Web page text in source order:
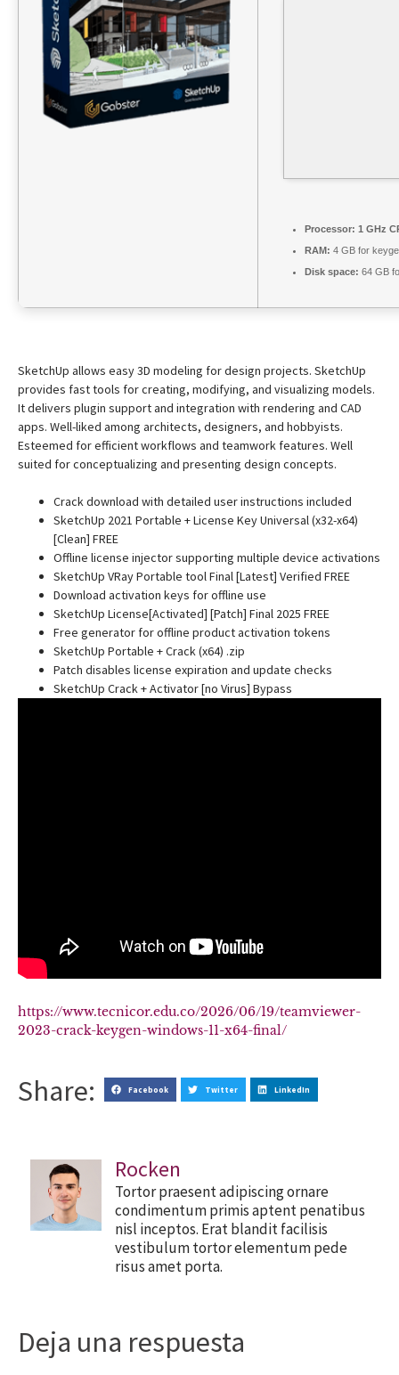
Processor: 1 GHz
RAM: 4 GB for
Disk space: 64 GB
SketchUp allows easy 3D modeling for design projects. SketchUp
provides fast tools for creating, modifying, and visualizing models.
It delivers plugin support and integration with rendering and CAD
apps. Well-liked among architects, designers, and hobbyists.
Esteemed for efficient workflows and teamwork features. Well
suited for conceptualizing and presenting design concepts.
Crack download with detailed user instructions included
SketchUp 2021 Portable + License Key Universal (x32-x64)
[Clean] FREE
Offline license injector supporting multiple device activations
SketchUp VRay Portable tool Final [Latest] Verified FREE
Download activation keys for offline use
SketchUp License[Activated] [Patch] Final 2025 FREE
Free generator for offline product activation tokens
SketchUp Portable + Crack (x64) .zip
Patch disables license expiration and update checks
SketchUp Crack + Activator [no Virus] Bypass
https://www.tecnicor.edu.co/2026/06/19/teamviewer-
2023-crack-keygen-windows-11-x64-final/
Share: Facebook Twitter LinkedIn
Rocken
Tortor praesent adipiscing ornare
condimentum primis aptent penatibus
nisl inceptos. Erat blandit facilisis
vestibulum tortor elementum pede
risus amet porta.
Deja una respuesta